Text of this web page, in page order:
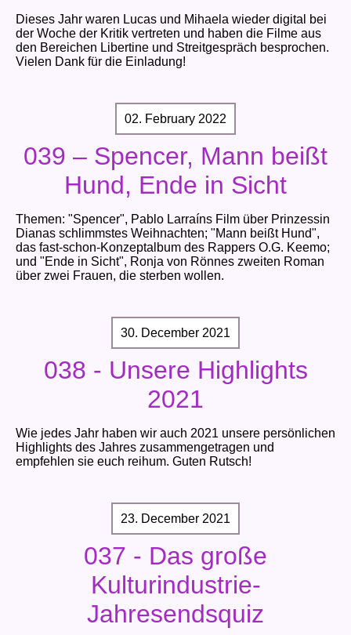
Dieses Jahr waren Lucas und Mihaela wieder digital bei
der Woche der Kritik vertreten und haben die Filme aus
den Bereichen Libertine und Streitgespräch besprochen.
Vielen Dank für die Einladung!
02. February 2022
039 – Spencer, Mann beißt
Hund, Ende in Sicht
Themen: "Spencer", Pablo Larraíns Film über Prinzessin
Dianas schlimmstes Weihnachten; "Mann beißt Hund",
das fast-schon-Konzeptalbum des Rappers O.G. Keemo;
und "Ende in Sicht", Ronja von Rönnes zweiten Roman
über zwei Frauen, die sterben wollen.
30. December 2021
038 - Unsere Highlights
2021
Wie jedes Jahr haben wir auch 2021 unsere persönlichen
Highlights des Jahres zusammengetragen und
empfehlen sie euch reihum. Guten Rutsch!
23. December 2021
037 - Das große
Kulturindustrie-
Jahresendsquiz